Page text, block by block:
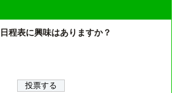
程表に興味はありますか？